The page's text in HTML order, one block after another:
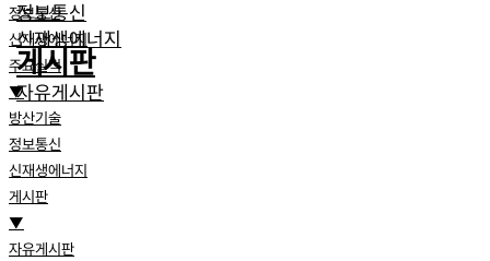
정보통신
신재생에너지
주요실적
▼
방산기술
정보통신
신재생에너지
게시판
▼
자유게시판
정보통신
신재생에너지
게시판
자유게시판